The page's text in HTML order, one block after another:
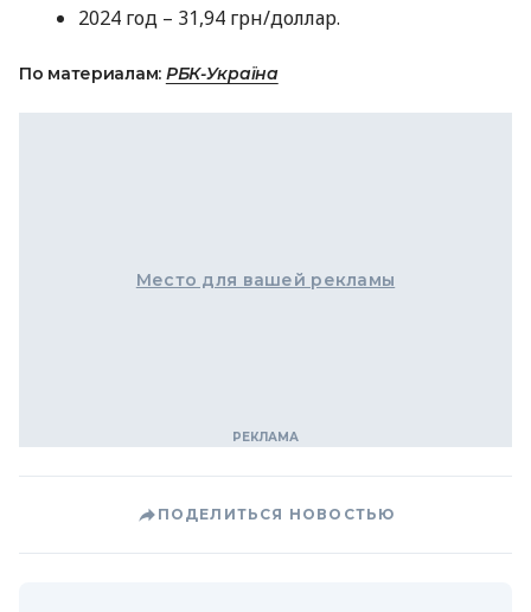
2024 год – 31,94 грн/доллар.
По материалам: РБК-Україна
Место для вашей рекламы
ПОДЕЛИТЬСЯ НОВОСТЬЮ